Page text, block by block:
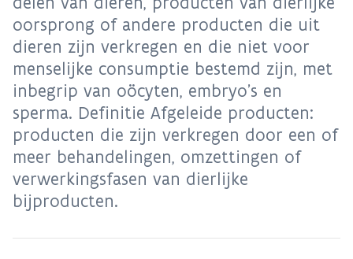
oorsprong of andere producten die uit
dieren zijn verkregen en die niet voor
menselijke consumptie bestemd zijn, met
inbegrip van oöcyten, embryo's en
sperma. Definitie Afgeleide producten:
producten die zijn verkregen door een of
meer behandelingen, omzettingen of
verwerkingsfasen van dierlijke
bijproducten.